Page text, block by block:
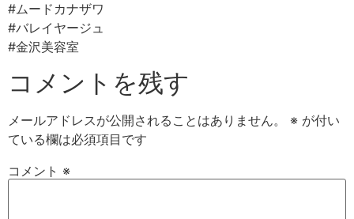
#ムードカナザワ⠀
#バレイヤージュ⠀
#金沢美容室⠀
コメントを残す
メールアドレスが公開されることはありません。 ※ が付い
ている欄は必須項目です
コメント ※